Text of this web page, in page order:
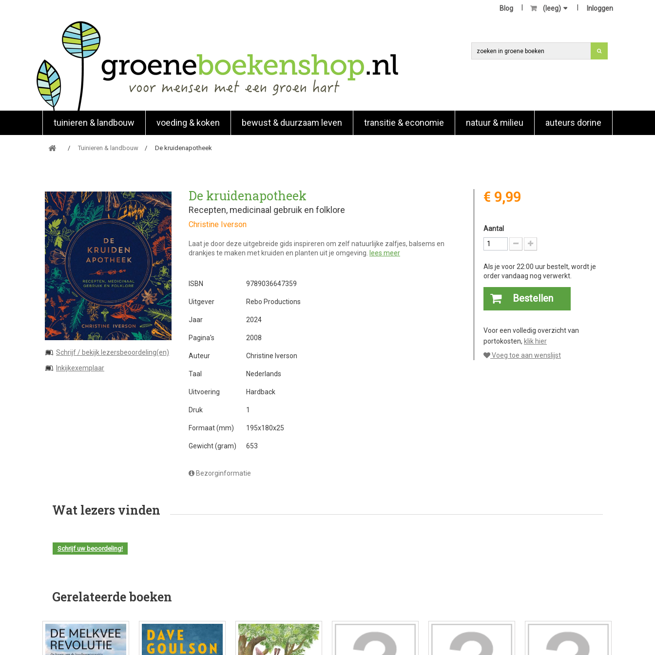
Inloggen
(leeg)
Blog
tuinieren & landbouw voeding & koken bewust & duurzaam leven transitie & economie natuur & milieu auteurs dorine
Tuinieren & landbouw De kruidenapotheek
Schrijf / bekijk lezersbeoordeling(en)
Inkijkexemplaar
De kruidenapotheek
Recepten, medicinaal gebruik en folklore
Christine Iverson
Laat je door deze uitgebreide gids inspireren om zelf natuurlijke zalfjes, balsems en
drankjes te maken met kruiden en planten uit je omgeving. lees meer
ISBN 9789036647359
Uitgever Rebo Productions
Jaar 2024
Pagina's 2008
Auteur Christine Iverson
Taal Nederlands
Uitvoering Hardback
Druk 1
Formaat (mm) 195x180x25
Gewicht (gram) 653
Bezorginformatie
€ 9,99
Aantal
Als je voor 22:00 uur bestelt, wordt je
order vandaag nog verwerkt.
Bestellen
Voor een volledig overzicht van
portokosten, klik hier
Voeg toe aan wenslijst
Wat lezers vinden
Schrijf uw beoordeling!
Gerelateerde boeken